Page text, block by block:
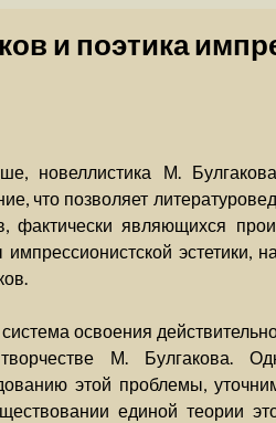
и поэтика
новеллистика М.
что позволяет
фактически являющихся
эстетики,
освоения
творчестве М. Булгакова.
этой проблемы,
единой теории